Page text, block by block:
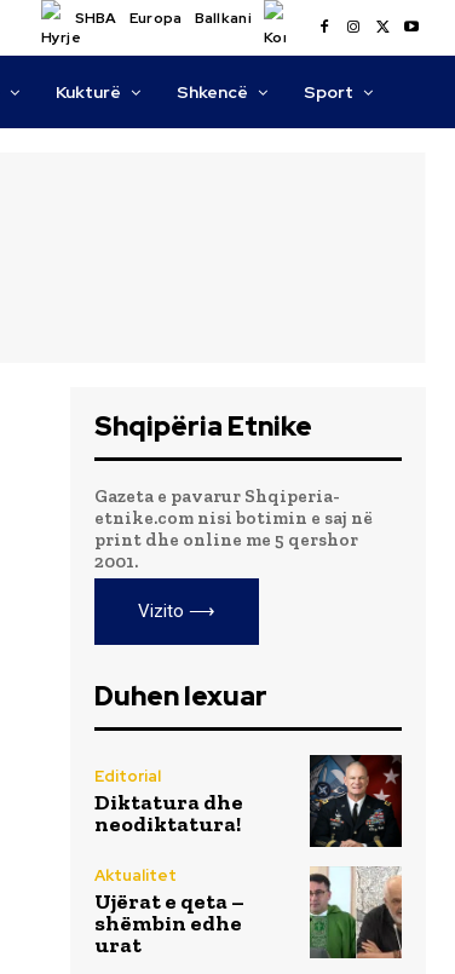
SHBA Europa Ballkani
Kukturë Shkencë Sport
Shqipëria Etnike
Gazeta e pavarur Shqiperia-
etnike.com nisi botimin e saj në
print dhe online me 5 qershor
2001.
Vizito ⟶
Duhen lexuar
Editorial
Diktatura dhe
neodiktatura!
Aktualitet
Ujërat e qeta –
shëmbin edhe
urat